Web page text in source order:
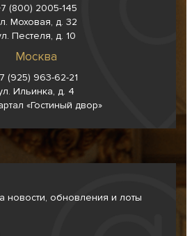
(800) 2005-145
Моховая, д. 32
Пестеля, д. 10
Москва
(925) 963-62-21
Ильинка, д. 4
«Гостиный двор»
новости, обновления и лоты